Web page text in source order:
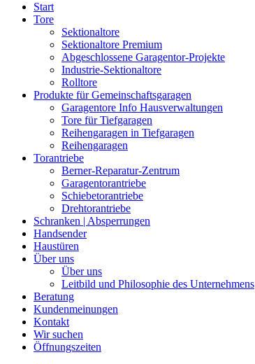
Start
Tore
Sektionaltore
Sektionaltore Premium
Abgeschlossene Garagentor-Projekte
Industrie-Sektionaltore
Rolltore
Produkte für Gemeinschaftsgaragen
Garagentore Info Hausverwaltungen
Tore für Tiefgaragen
Reihengaragen in Tiefgaragen
Reihengaragen
Torantriebe
Berner-Reparatur-Zentrum
Garagentorantriebe
Schiebetorantriebe
Drehtorantriebe
Schranken | Absperrungen
Handsender
Haustüren
Über uns
Über uns
Leitbild und Philosophie des Unternehmens
Beratung
Kundenmeinungen
Kontakt
Wir suchen
Öffnungszeiten